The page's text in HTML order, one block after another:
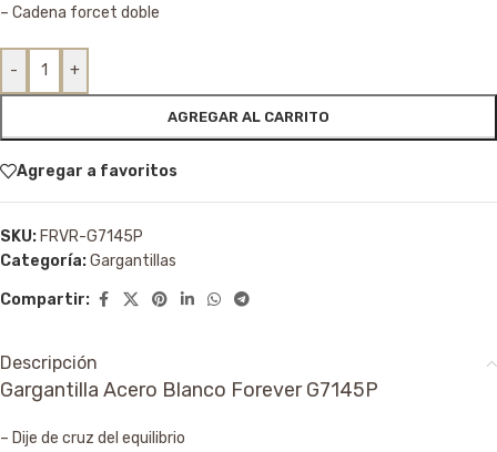
– Cadena forcet doble
- +
AGREGAR AL CARRITO
Agregar a favoritos
SKU: FRVR-G7145P
Categoría:Gargantillas
Compartir:
Descripción
Gargantilla Acero Blanco Forever G7145P
– Dije de cruz del equilibrio